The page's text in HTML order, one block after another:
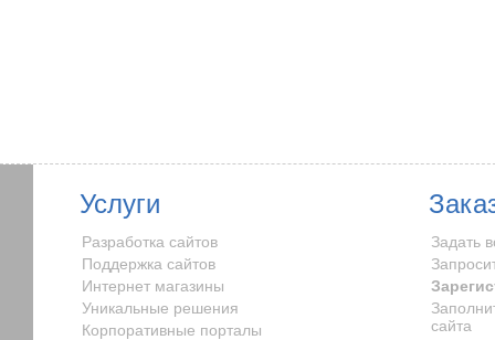
Услуги
Разработка сайтов
Поддержка сайтов
Интернет магазины
Уникальные решения
Корпоративные порталы
Задать
сайта